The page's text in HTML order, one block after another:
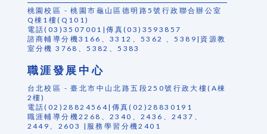
桃園校區 - 桃園市龜山區德明路5號行政聯合辦公室
Q棟1樓(Q101)
電話(03)3507001|傳真(03)3593857
諮商輔導分機3166、3312、5362 、5389|資源教
室分機 3768、5382、5383
職涯發展中心
台北校區 - 臺北市中山北路五段250號行政大樓(A棟
2樓)
電話(02)28824564|傳真(02)28830191
職涯輔導分機2268、2340、2436、2437、
2449、2603 |服務學習分機2401